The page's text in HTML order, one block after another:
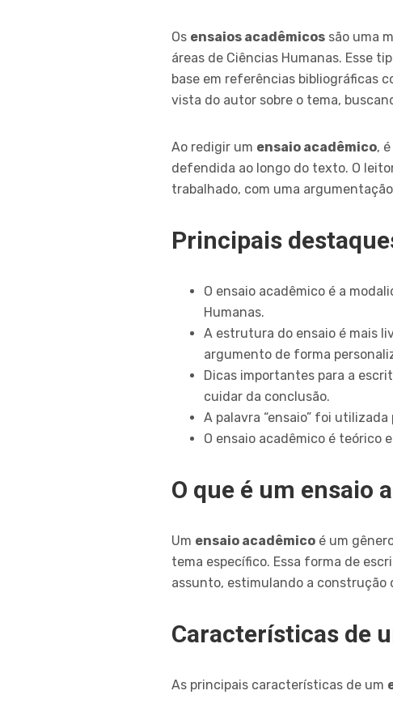
Os ensaios acadêmicos são uma
áreas de Ciências Humanas. Esse
base em referências bibliográficas
vista do autor sobre o tema,
Ao redigir um ensaio acadêmico,
defendida ao longo do texto. O
trabalhado, com uma
Principais
O ensaio acadêmico é a
Humanas.
A estrutura do ensaio é mais
argumento de forma
Dicas importantes para a
cuidar da conclusão.
A palavra “ensaio” foi
O ensaio acadêmico é teórico
O que é um ensaio
Um ensaio acadêmico é um
tema específico. Essa forma de
assunto, estimulando a construção
Características de
As principais características de um